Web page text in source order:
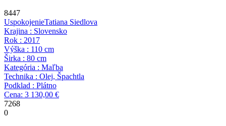
8447
UspokojenieTatiana Siedlova
Krajina : Slovensko
Rok : 2017
Výška : 110 cm
Širka : 80 cm
Kategória : Maľba
Technika : Olej, Špachtla
Podklad : Plátno
Cena: 3 130,00 €
7268
0